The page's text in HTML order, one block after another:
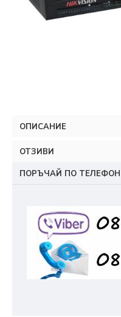
ОПИСАНИЕ
ОТЗИВИ
ПОРЪЧАЙ ПО ТЕЛЕФОН